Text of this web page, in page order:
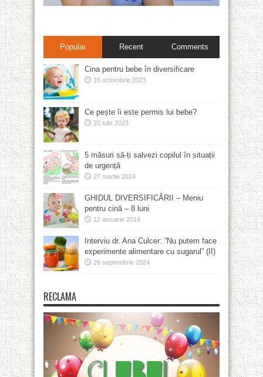
Popular Recent Comments
Cina pentru bebe în diversificare
16 octombrie 2023
Ce pește îi este permis lui bebe?
20 iulie 2023
5 măsuri să-ți salvezi copilul în situații
de urgență
27 martie 2024
GHIDUL DIVERSIFICĂRII – Meniu
pentru cină – 8 luni
12 ianuarie 2016
Interviu dr. Ana Culcer: ”Nu putem face
experimente alimentare cu sugarul” (II)
26 septembrie 2024
RECLAMA